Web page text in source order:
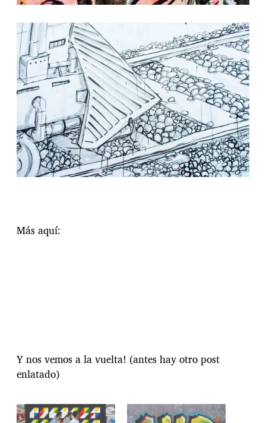
Más aquí:
Y nos vemos a la vuelta! (antes hay otro post
enlatado)